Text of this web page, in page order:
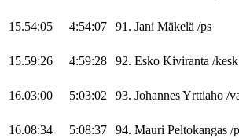
15.54:05 4:54:07 91. Jani Mäkelä /ps
15.59:26 4:59:28 92. Esko Kiviranta /kesk
16.03:00 5:03:02 93. JohannesYrttiaho /
16.08:34 5:08:37 94. Mauri Peltokangas /